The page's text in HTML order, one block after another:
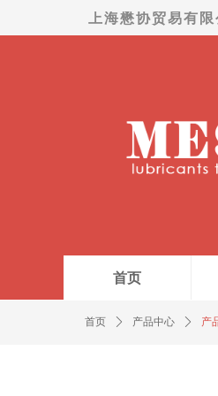
首页
上海懋协贸易有限
首页 ꄲ 产品中心 ꄲ 产